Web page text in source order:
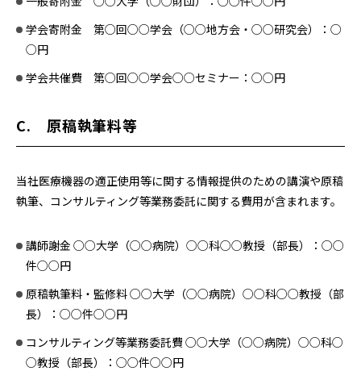
学会寄附金 第○回○○学会（○○地方会・○○研究会）：○
○円
学会共催費 第○回○○学会○○セミナー：○○円
C. 原稿執筆料等
当社医療機器の適正使用等に関する情報提供のための講演や原稿
執筆、コンサルティング等業務委託に関する費用が含まれます。
講師謝金 ○○大学（○○病院）○○科○○教授（部長）：○○
件○○円
原稿執筆料・監修料 ○○大学（○○病院）○○科○○教授（部
長）：○○件○○円
コンサルティング等業務委託費 ○○大学（○○病院）○○科○
○教授（部長）：○○件○○円